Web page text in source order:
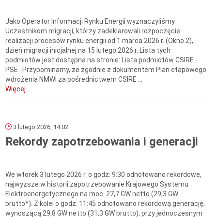
Jako Operator Informacji Rynku Energii wyznaczyliśmy
Uczestnikom migracji, którzy zadeklarowali rozpoczęcie
realizacji procesów rynku energii od 1 marca 2026 r. (Okno 2),
dzień migracji inicjalnej na 15 lutego 2026 r. Lista tych
podmiotów jest dostępna na stronie: Lista podmiotów CSIRE -
PSE . Przypominamy, że zgodnie z dokumentem Plan etapowego
wdrożenia NMWI za pośrednictwem CSIRE ...
Więcej...
3 lutego 2026, 14:02
Rekordy zapotrzebowania i generacji
We wtorek 3 lutego 2026 r. o godz. 9:30 odnotowano rekordowe,
najwyższe w historii zapotrzebowanie Krajowego Systemu
Elektroenergetycznego na moc: 27,7 GW netto (29,3 GW
brutto*). Z kolei o godz. 11:45 odnotowano rekordową generację,
wynoszącą 29,8 GW netto (31,3 GW brutto), przy jednoczesnym